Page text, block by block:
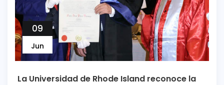
09
Jun
La Universidad de Rhode Island reconoce la